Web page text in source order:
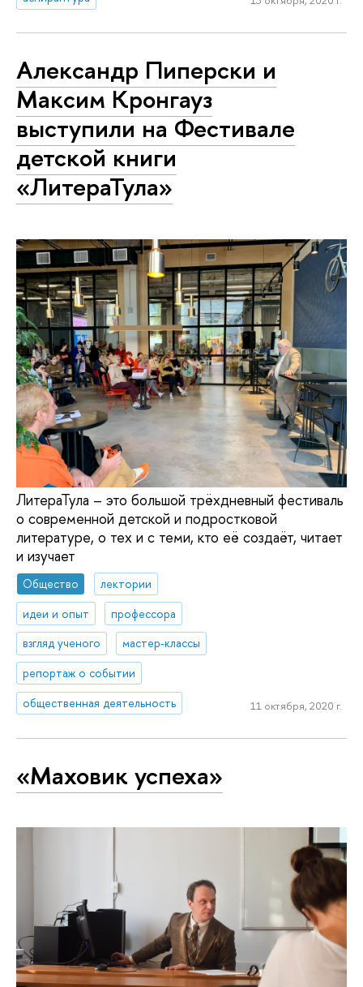
Александр Пиперски и
Максим Кронгауз
выступили на Фестивале
детской книги
«ЛитераТула»
ЛитераТула – это большой трёхдневный фестиваль
о современной детской и подростковой
литературе, о тех и с теми, кто её создаёт, читает
и изучает
Общество
лектории
идеи и опыт
профессора
взгляд ученого
мастер-классы
репортаж о событии
общественная деятельность
11 октября, 2020 г.
«Маховик успеха»